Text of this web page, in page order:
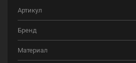
Артикул
Бренд
Материал